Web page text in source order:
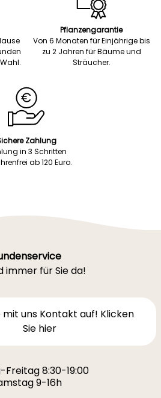
Pflanzengarantie
Von 6 Monaten für Einjährige bis
zu 2 Jahren für Bäume und
Sträucher.
Zahlung
in 3 Schritten
ab 120 Euro.
immer für Sie da!
mit uns Kontakt auf! Klicken
Sie hier
8:30-19:00
9-16h